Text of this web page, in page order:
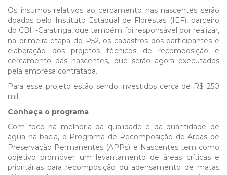
Os insumos relativos ao cercamento nas nascentes serão
doados pelo Instituto Estadual de Florestas (IEF), parceiro
do CBH-Caratinga, que também foi responsável por realizar,
na primeira etapa do P52, os cadastros dos participantes e
elaboração dos projetos técnicos de recomposição e
cercamento das nascentes, que serão agora executados
pela empresa contratada.
Para esse projeto estão sendo investidos cerca de R$ 250
mil.
Conheça o programa
Com foco na melhoria da qualidade e da quantidade de
água na bacia, o Programa de Recomposição de Áreas de
Preservação Permanentes (APPs) e Nascentes tem como
objetivo promover um levantamento de áreas críticas e
prioritárias para recomposição ou adensamento de matas